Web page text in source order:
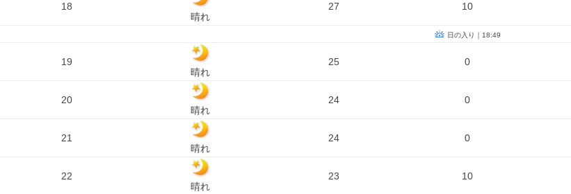
18
晴れ
27 10
日の入り｜18:49
19
晴れ
25 0
20
晴れ
24 0
21
晴れ
24 0
22
晴れ
23 10